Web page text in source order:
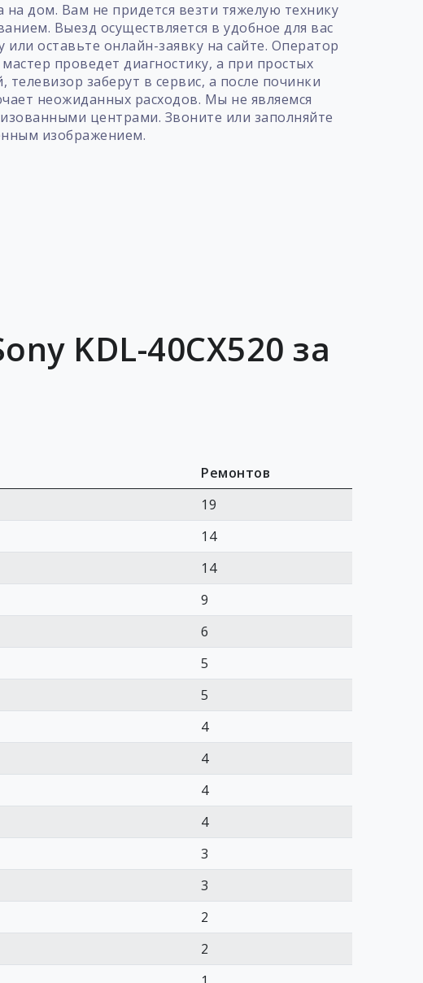
дом. Вам не придется везти тяжелую технику
Выезд осуществляется в удобное для вас
оставьте онлайн-заявку на сайте. Оператор
проведет диагностику, а при простых
заберут в сервис, а после починки
неожиданных расходов. Мы не являемся
центрами. Звоните или заполняйте
изображением.
KDL-40CX520 за
Ремонтов
19
14
14
9
6
5
5
4
4
4
4
3
3
2
2